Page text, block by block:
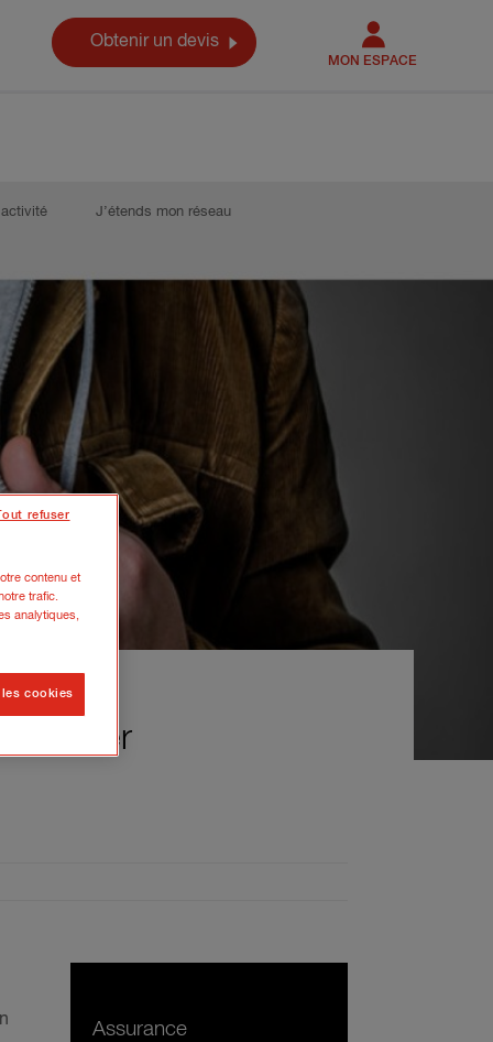
Obtenir un devis
MON ESPACE
J’étends mon réseau
Assurance
contenu et
trafic.
analytiques,
refuser
cookies